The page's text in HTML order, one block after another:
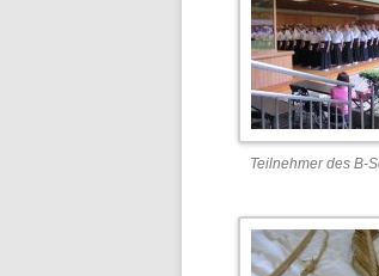
Teilnehmer des B-